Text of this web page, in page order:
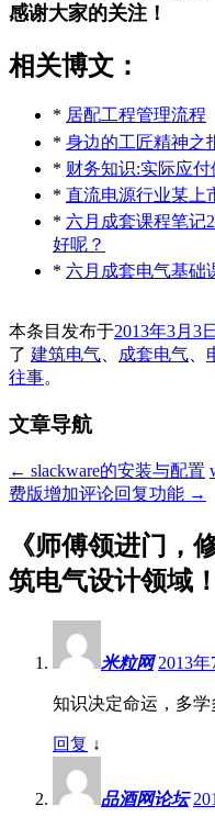
感谢大家的关注！
相关博文：
* 居配工程管理流程
* 身边的工匠精神之
* 财务知识:实际应
* 直流电源行业某上
* 六月成套课程笔记
好呢？
* 六月成套电气基础
本条目发布于2013年3月3日
了 建筑电气 成套电气
往事。
文章导航
← slackware的安装与配置
费版增加评论回复功能 →
《师傅领进门，
筑电气设计领域！
米粒网 2013
知识决定命运，多学
回复 ↓
品酒网论坛